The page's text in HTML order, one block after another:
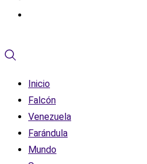
Inicio
Falcón
Venezuela
Farándula
Mundo